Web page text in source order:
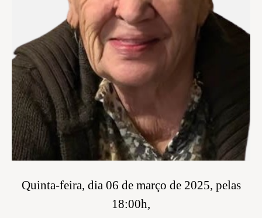
Quinta-feira, dia 06 de março de 2025, pelas
18:00h,